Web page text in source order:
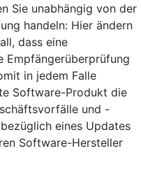
Sie unabhängig von der
handeln: Hier ändern
dass eine
Empfängerüberprüfung
in jedem Falle
Software-Produkt die
und -
eines Updates
Software-Hersteller